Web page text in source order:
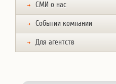
СМИ о нас
Событии компании
Для агентств